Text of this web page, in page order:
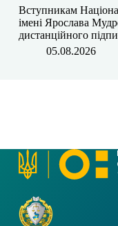
​​Вступникам
імені Ярослава
дистанційного
05.08.2026